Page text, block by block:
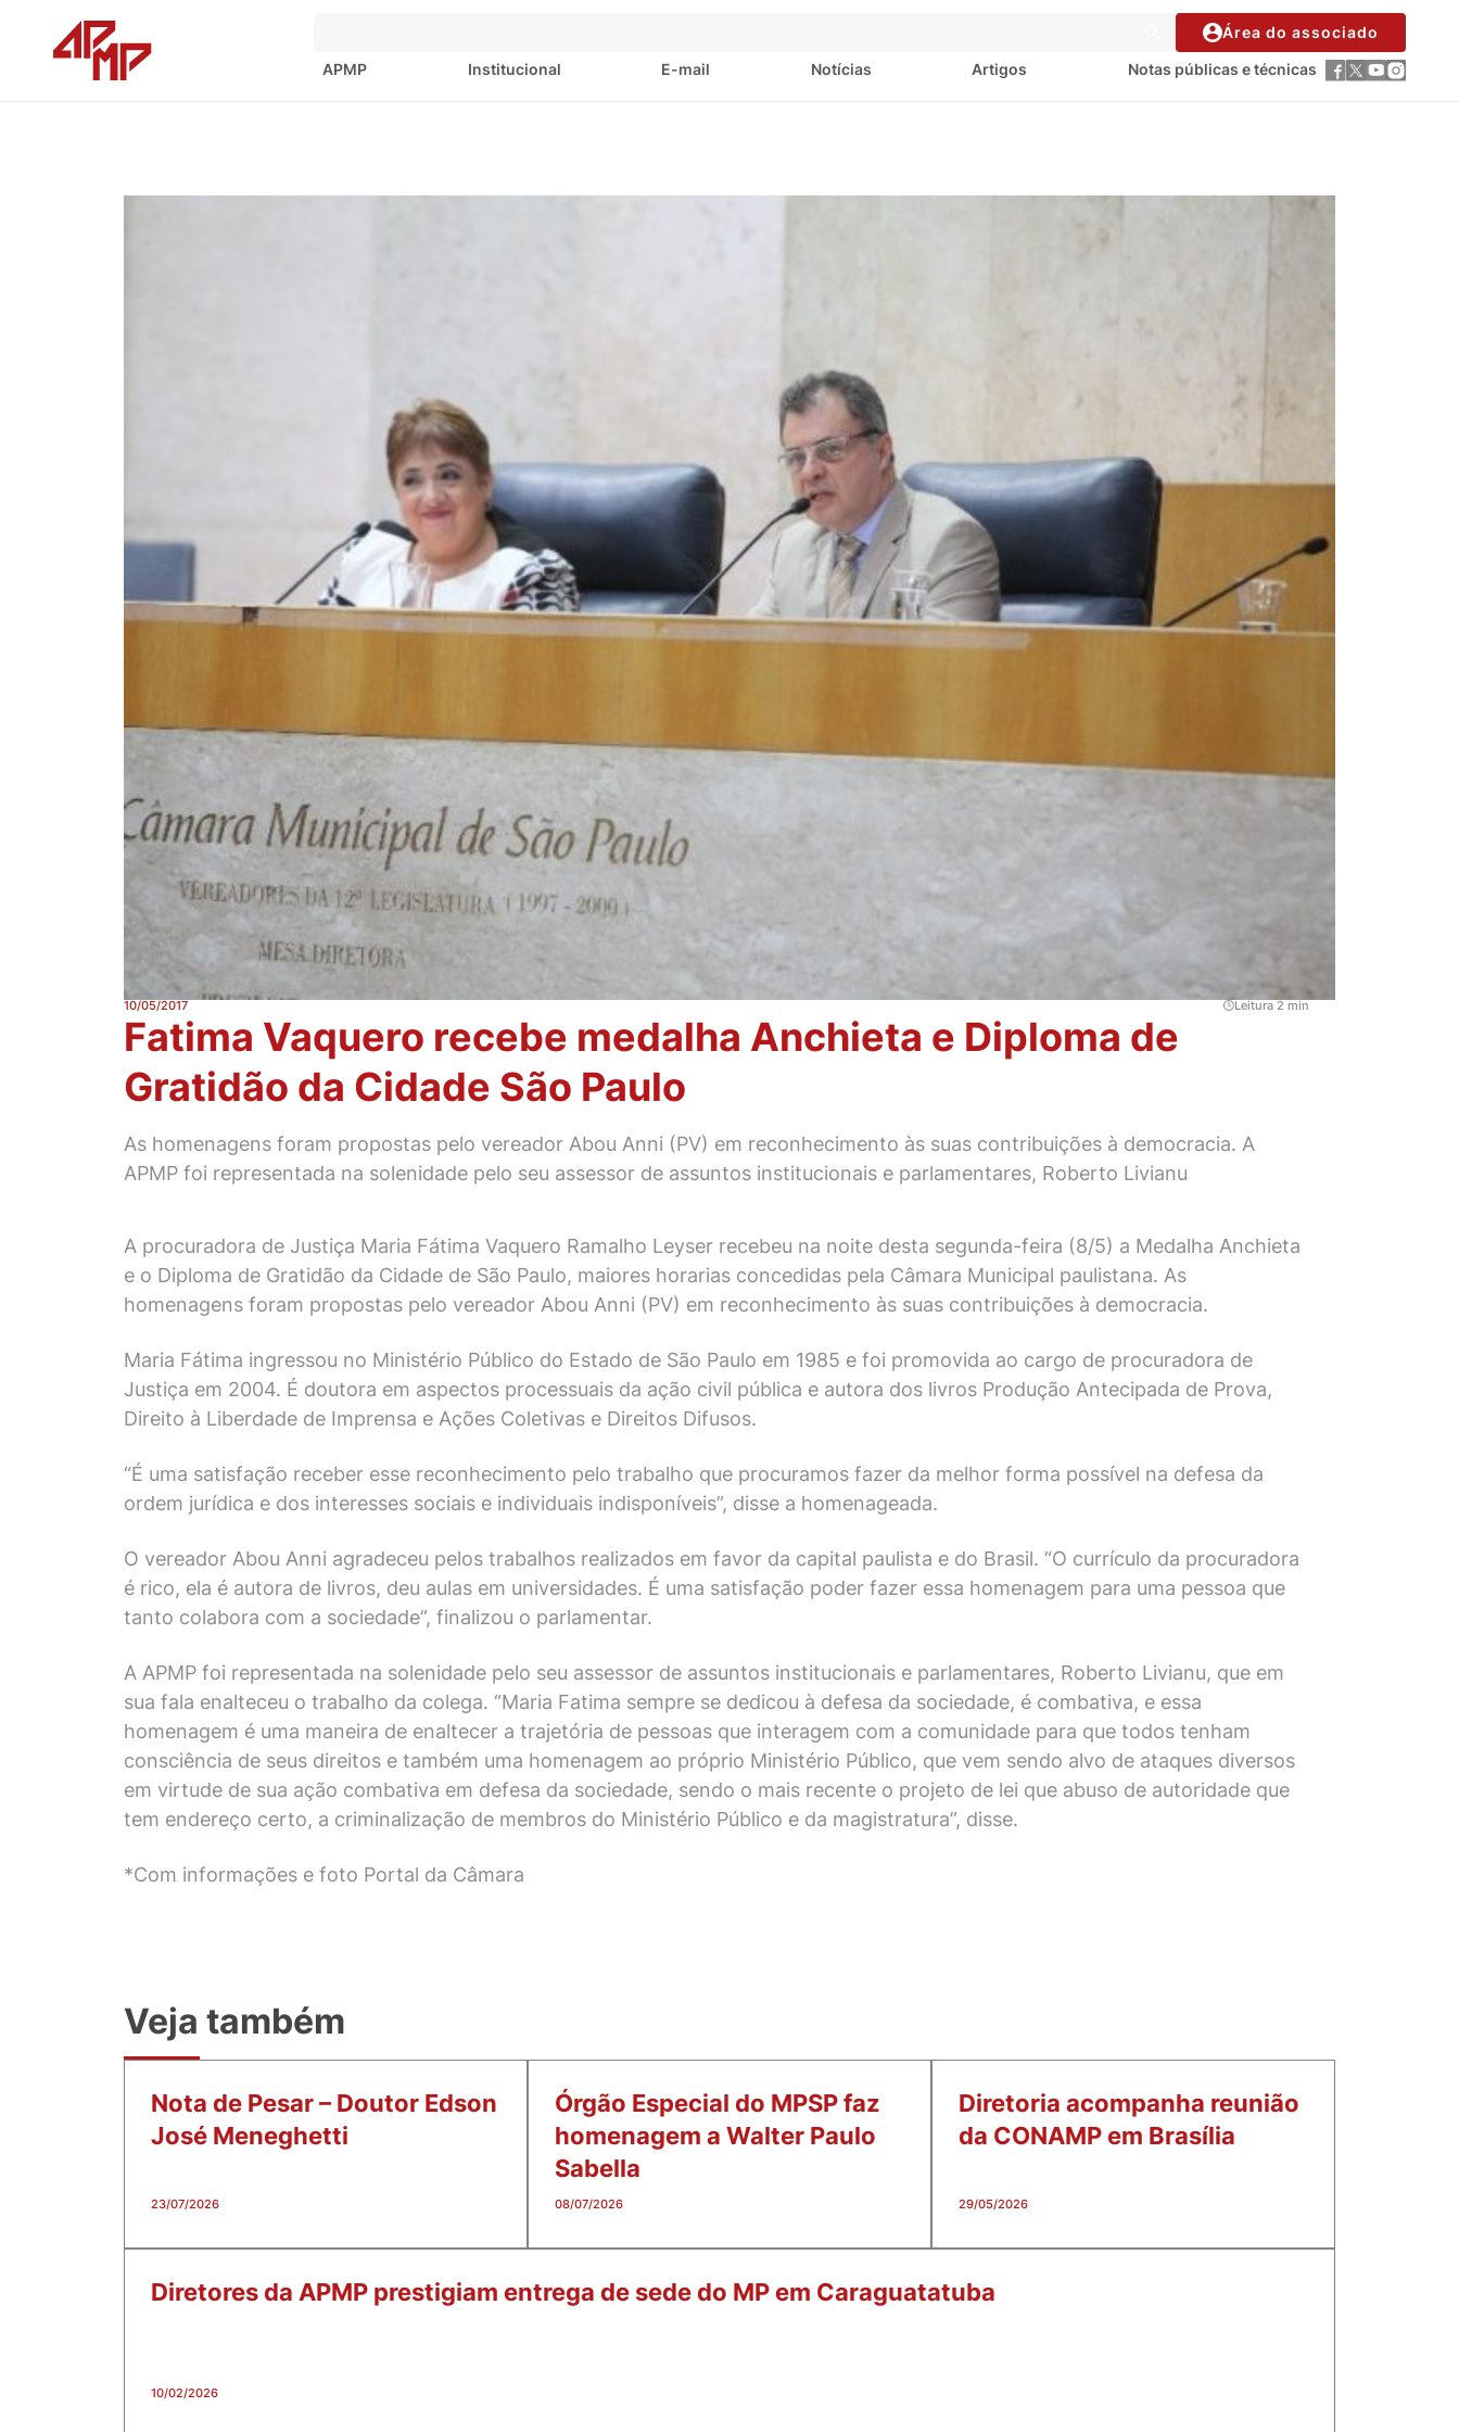
Área do associado
APMP
Institucional E-mail Notícias Artigos Notas públicas e técnicas
10/05/2017 Leitura 2 min
Fatima Vaquero recebe medalha Anchieta e Diploma de
Gratidão da Cidade São Paulo
As homenagens foram propostas pelo vereador Abou Anni (PV) em reconhecimento às suas contribuições à democracia. A
APMP foi representada na solenidade pelo seu assessor de assuntos institucionais e parlamentares, Roberto Livianu
A procuradora de Justiça Maria Fátima Vaquero Ramalho Leyser recebeu na noite desta segunda-feira (8/5) a Medalha Anchieta
e o Diploma de Gratidão da Cidade de São Paulo, maiores horarias concedidas pela Câmara Municipal paulistana. As
homenagens foram propostas pelo vereador Abou Anni (PV) em reconhecimento às suas contribuições à democracia.
Maria Fátima ingressou no Ministério Público do Estado de São Paulo em 1985 e foi promovida ao cargo de procuradora de
Justiça em 2004. É doutora em aspectos processuais da ação civil pública e autora dos livros Produção Antecipada de Prova,
Direito à Liberdade de Imprensa e Ações Coletivas e Direitos Difusos.
“É uma satisfação receber esse reconhecimento pelo trabalho que procuramos fazer da melhor forma possível na defesa da
ordem jurídica e dos interesses sociais e individuais indisponíveis”, disse a homenageada.
O vereador Abou Anni agradeceu pelos trabalhos realizados em favor da capital paulista e do Brasil. “O currículo da procuradora
é rico, ela é autora de livros, deu aulas em universidades. É uma satisfação poder fazer essa homenagem para uma pessoa que
tanto colabora com a sociedade”, finalizou o parlamentar.
A APMP foi representada na solenidade pelo seu assessor de assuntos institucionais e parlamentares, Roberto Livianu, que em
sua fala enalteceu o trabalho da colega. “Maria Fatima sempre se dedicou à defesa da sociedade, é combativa, e essa
homenagem é uma maneira de enaltecer a trajetória de pessoas que interagem com a comunidade para que todos tenham
consciência de seus direitos e também uma homenagem ao próprio Ministério Público, que vem sendo alvo de ataques diversos
em virtude de sua ação combativa em defesa da sociedade, sendo o mais recente o projeto de lei que abuso de autoridade que
tem endereço certo, a criminalização de membros do Ministério Público e da magistratura”, disse.
*Com informações e foto Portal da Câmara
Veja também
Nota de Pesar – Doutor Edson
José Meneghetti
23/07/2026
Órgão Especial do MPSP faz
homenagem a Walter Paulo
Sabella
08/07/2026
Diretoria acompanha reunião
da CONAMP em Brasília
29/05/2026
Diretores da APMP prestigiam entrega de sede do MP em Caraguatatuba
10/02/2026